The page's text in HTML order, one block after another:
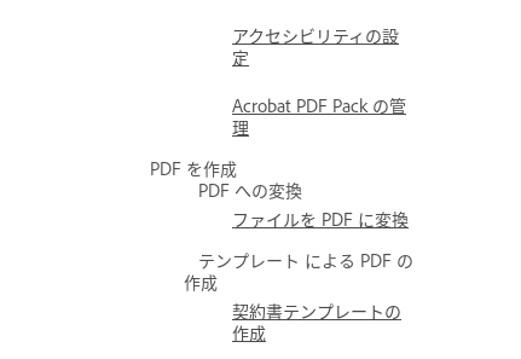
アクセシビリティの設
定
Acrobat PDF Pack の管
理
PDF を作成
PDF への変換
ファイルを PDF に変換
テンプレート による PDF の
作成
契約書テンプレートの
作成